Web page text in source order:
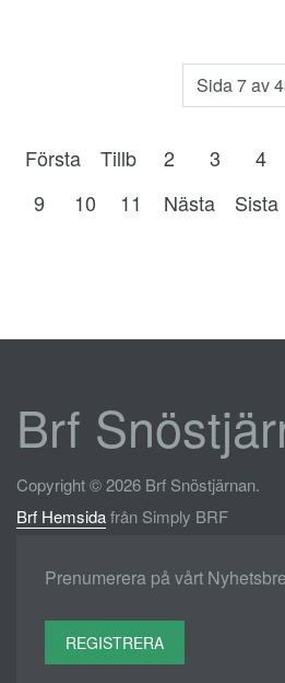
Sida 7 av
Första Tillb 2 3 4
9
10 11 Nästa Sista
Brf
Copyright © 2026 Brf Snöstjärnan.
Brf Hemsidafrån Simply BRF
Prenumerera på vårt
REGISTRERA